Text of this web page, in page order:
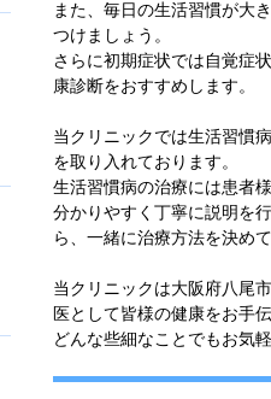
また、毎日の生活習慣が大
つけましょう。
さらに初期症状では自覚症
康診断をおすすめします。
当クリニックでは生活習慣
を取り入れております。
生活習慣病の治療には患者
分かりやすく丁寧に説明を
ら、一緒に治療方法を決めて
当クリニックは大阪府八尾
医として皆様の健康をお手
どんな些細なことでもお気